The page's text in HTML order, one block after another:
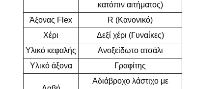
κατόπιν αιτήματος)
Άξονας Flex
R (Κανονικό)
Χέρι
Δεξί χέρι (Γυναίκες)
Υλικό κεφαλής
Ανοξείδωτο ατσάλι
Υλικό άξονα
Γραφίτης
Αδιάβροχο λάστιχο με